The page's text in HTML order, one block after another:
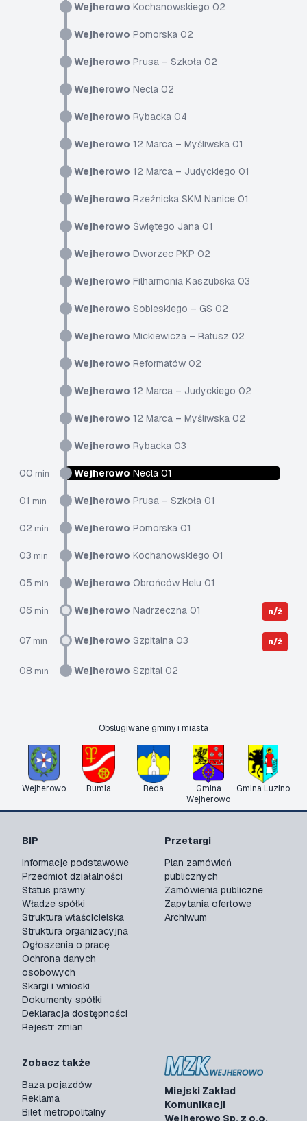
Wejherowo Kochanowskiego 02
Wejherowo Pomorska 02
Wejherowo Prusa – Szkoła 02
Wejherowo Necla 02
Wejherowo Rybacka 04
Wejherowo 12 Marca – Myśliwska 01
Wejherowo 12 Marca – Judyckiego 01
Wejherowo Rzeźnicka SKM Nanice 01
Wejherowo Świętego Jana 01
Wejherowo Dworzec PKP 02
Wejherowo Filharmonia Kaszubska 03
Wejherowo Sobieskiego – GS 02
Wejherowo Mickiewicza – Ratusz 02
Wejherowo Reformatów 02
Wejherowo 12 Marca – Judyckiego 02
Wejherowo 12 Marca – Myśliwska 02
Wejherowo Rybacka 03
00 min Wejherowo Necla 01
01 min Wejherowo Prusa – Szkoła 01
02 min Wejherowo Pomorska 01
03 min Wejherowo Kochanowskiego 01
05 min Wejherowo Obrońców Helu 01
06 min Wejherowo Nadrzeczna 01 n/ż
07 min Wejherowo Szpitalna 03 n/ż
08 min Wejherowo Szpital 02
Obsługiwane gminy i miasta
Wejherowo Rumia Reda
Gmina
Wejherowo
Gmina Luzino
Miejski Zakład
Komunikacji
Wejherowo Sp. z o.o.
BIP
Informacje podstawowe
Przedmiot działalności
Status prawny
Władze spółki
Struktura właścicielska
Struktura organizacyjna
Ogłoszenia o pracę
Ochrona danych
osobowych
Skargi i wnioski
Dokumenty spółki
Deklaracja dostępności
Rejestr zmian
Przetargi
Plan zamówień
publicznych
Zamówienia publiczne
Zapytania ofertowe
Archiwum
Zobacz także
Baza pojazdów
Reklama
Bilet metropolitalny